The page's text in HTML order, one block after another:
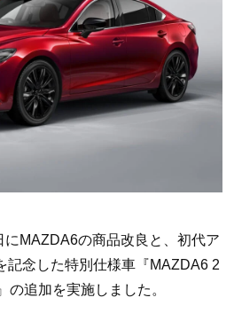
MAZDA6の商品改良と、初代ア
記念した特別仕様車『MAZDA6 2
の追加を実施しました。